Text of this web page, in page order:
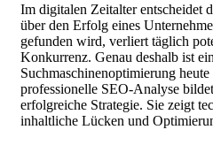
Im digitalen Zeitalter entscheidet
über den Erfolg eines
gefunden wird, verliert täglich
Konkurrenz. Genau deshalb ist
Suchmaschinenoptimierung
professionelle SEO-Analyse
erfolgreiche Strategie. Sie zeigt
inhaltliche Lücken und